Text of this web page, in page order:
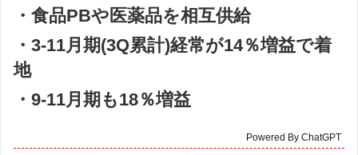
・食品PBや医薬品を相互供給
・3-11月期(3Q累計)経常が14％増益で着
地
・9-11月期も18％増益
Powered By ChatGPT